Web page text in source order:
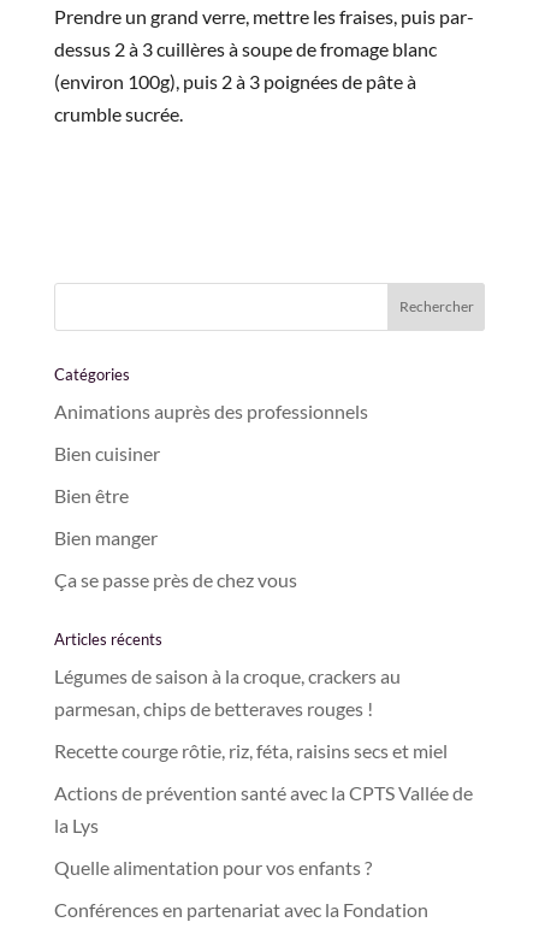
Prendre un grand verre, mettre les fraises, puis par-
dessus 2 à 3 cuillères à soupe de fromage blanc
(environ 100g), puis 2 à 3 poignées de pâte à
crumble sucrée.
Catégories
Animations auprès des professionnels
Bien cuisiner
Bien être
Bien manger
Ça se passe près de chez vous
Articles récents
Légumes de saison à la croque, crackers au
parmesan, chips de betteraves rouges !
Recette courge rôtie, riz, féta, raisins secs et miel
Actions de prévention santé avec la CPTS Vallée de
la Lys
Quelle alimentation pour vos enfants ?
Conférences en partenariat avec la Fondation